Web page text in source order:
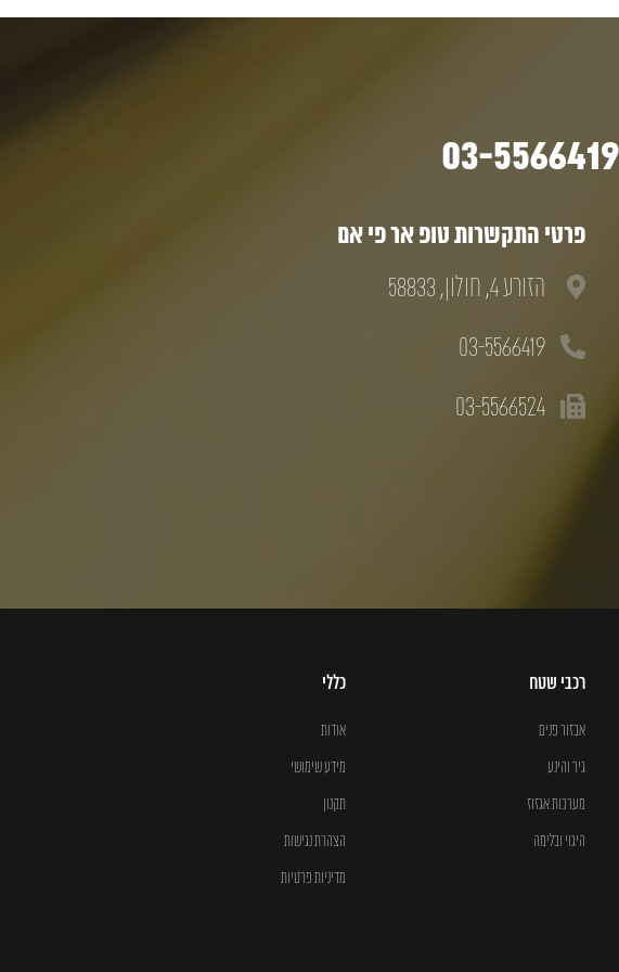
פרטי התקשרות טופ אר פי אם
הזורע 4, חולון, 58833
03-5566419
03-5566524
רכבי שטח
אבזור פנים
גיר והינע
מערכות אגזוז
היגוי ובלימה
כללי
אודות
מידע שימושי
תקנון
הצהרת נגישות
מדיניות פרטיות